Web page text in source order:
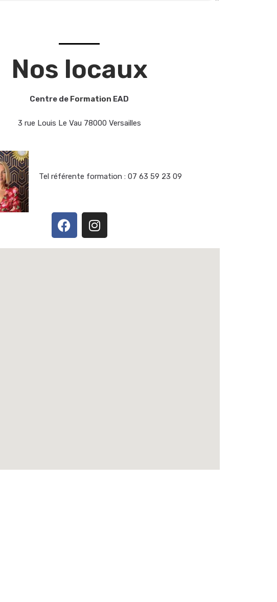
Nos locaux
Centre de Formation EAD
3 rue Louis Le Vau 78000 Versailles
Tel référente formation : 07 63 59 23 09